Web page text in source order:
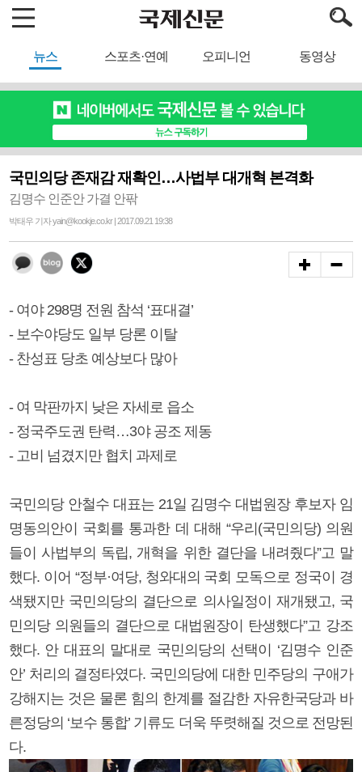
뉴스 스포츠·연예 오피니언 동영상
국민의당 존재감 재확인…사법부 대개혁 본격화
김명수 인준안 가결 안팎
박태우 기자 yain@kookje.co.kr | 2017.09.21 19:38
- 여야 298명 전원 참석 ‘표대결’
- 보수야당도 일부 당론 이탈
- 찬성표 당초 예상보다 많아
- 여 막판까지 낮은 자세로 읍소
- 정국주도권 탄력…3야 공조 제동
- 고비 넘겼지만 협치 과제로
국민의당 안철수 대표는 21일 김명수 대법원장 후보자 임
명동의안이 국회를 통과한 데 대해 “우리(국민의당) 의원
들이 사법부의 독립, 개혁을 위한 결단을 내려줬다”고 말
했다. 이어 “정부·여당, 청와대의 국회 모독으로 정국이 경
색됐지만 국민의당의 결단으로 의사일정이 재개됐고, 국
민의당 의원들의 결단으로 대법원장이 탄생했다”고 강조
했다. 안 대표의 말대로 국민의당의 선택이 ‘김명수 인준
안’ 처리의 결정타였다. 국민의당에 대한 민주당의 구애가
강해지는 것은 물론 힘의 한계를 절감한 자유한국당과 바
른정당의 ‘보수 통합’ 기류도 더욱 뚜렷해질 것으로 전망된
다.